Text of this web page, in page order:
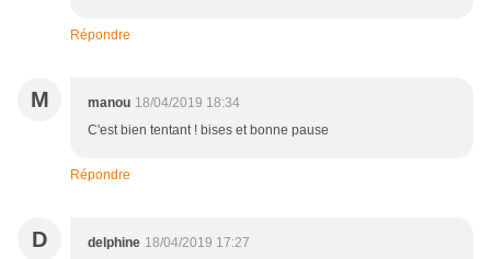
Répondre
M manou 18/04/2019 18:34
C'est bien tentant ! bises et bonne pause
Répondre
D delphine 18/04/2019 17:27